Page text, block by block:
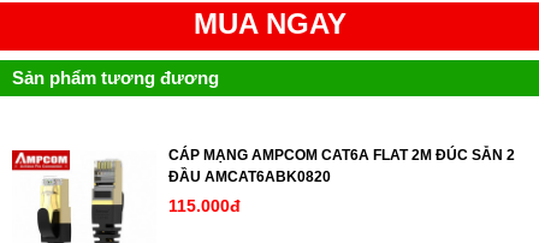
MUA NGAY
Sản phẩm tương đương
CÁP MẠNG AMPCOM CAT6A FLAT 2M ĐÚC SẴN 2
ĐẦU AMCAT6ABK0820
115.000đ